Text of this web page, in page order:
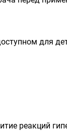
для
реакций